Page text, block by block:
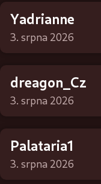
Yadrianne
3. srpna 2026
dreagon_Cz
3. srpna 2026
Palataria1
3. srpna 2026